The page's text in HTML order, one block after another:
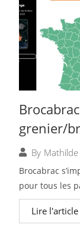
grenier/
By Mathilde
Brocabrac
pour tous les
Lire l'article